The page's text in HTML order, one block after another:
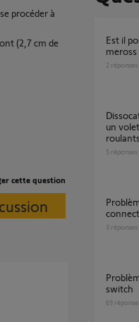
procéder à
(2,7 cm de
cette question
Est il possible de brancher un interrupteur
2 réponses
dissocation d une telecommande somfy rts d
un
roulants
5 réponses
Problèmes ajout volet roulant box
3 réponses
Problème détection volet roulant via tahoma
switch
69